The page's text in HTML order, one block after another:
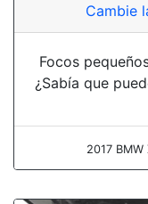
Cambie
Focos
¿Sabía que
2017